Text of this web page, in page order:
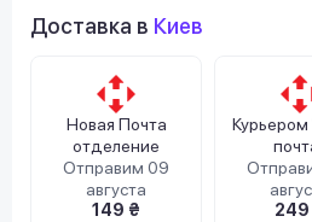
Доставка в Киев
Новая Почта
отделение
Отправим 09
августа
149 ₴
249